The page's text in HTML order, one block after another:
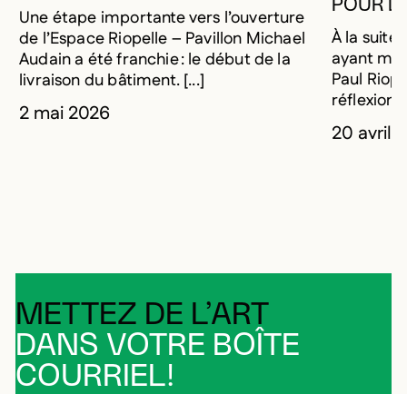
Une étape importante vers l’ouverture
de l’Espace Riopelle – Pavillon Michael
Audain a été franchie : le début de la
livraison du bâtiment. [...]
2 mai 2026
POUR
À la suite
ayant
Paul
réflexion
20 avril
METTEZ DE L’ART
DANS VOTRE BOÎTE
COURRIEL!